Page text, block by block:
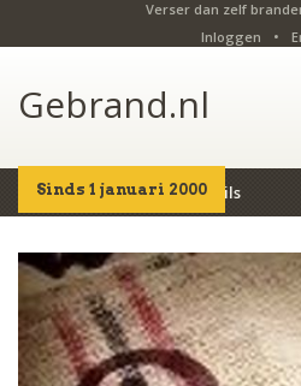
Verser dan zelf
Inloggen
•
Gebrand.nl
Sinds 1 januari 2000
Home Producten Details